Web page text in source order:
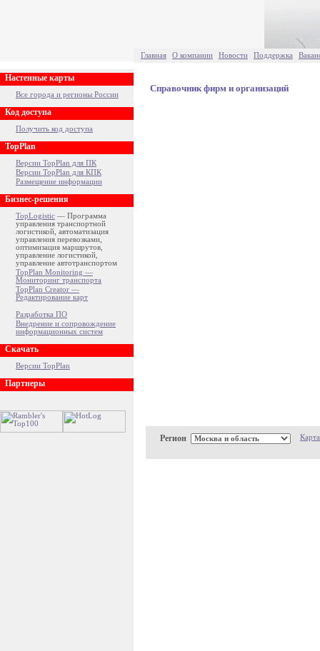
Главная О компании Новости Поддержка
Настенные карты
Все города и регионы России
Код доступа
Получить код доступа
TopPlan
Версии TopPlan для ПК
Версии TopPlan для КПК
Размещение информации
Бизнес-решения
TopLogistic — Программа
управления транспортной
логистикой, автоматизация
управления перевозками,
оптимизация маршрутов,
управление логистикой,
управление автотранспортом
TopPlan Monitoring —
Мониторинг транспорта
TopPlan Creator —
Редактирование карт
Разработка ПО
Внедрение и сопровождение
информационных систем
Скачать
Версии TopPlan
Партнеры
Справочник фирм и организаций
Регион Карта